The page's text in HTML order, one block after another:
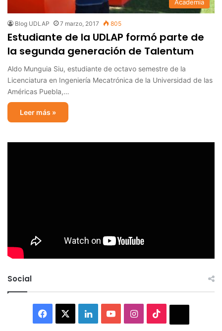
Academia
Blog UDLAP 7 marzo, 2017 805
Estudiante de la UDLAP formó parte de
la segunda generación de Talentum
Aldo Munguia Siu, estudiante de octavo semestre de la
Licenciatura en Ingeniería Mecatrónica de la Universidad de las
Américas Puebla,…
Leer más »
Social
Facebook LinkedInYouTubeInstagram